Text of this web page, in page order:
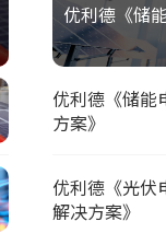
优利德《储
优利德《储能
方案》
优利德《光伏
解决方案》